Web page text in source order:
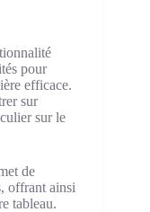
pour
efficace.
sur
sur le
de
offrant ainsi
tableau.